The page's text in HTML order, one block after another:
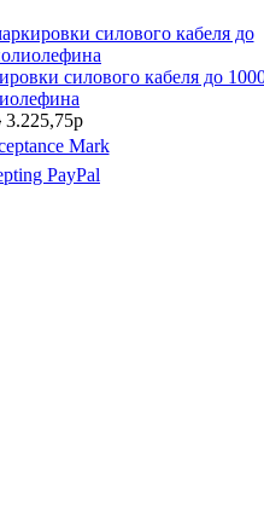
силового кабеля до
3.225,75р